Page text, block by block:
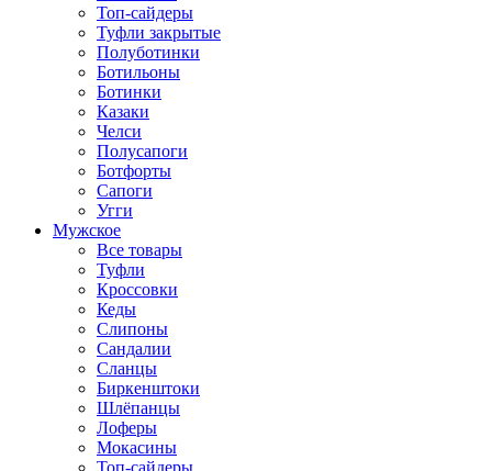
Топ-сайдеры
Туфли закрытые
Полуботинки
Ботильоны
Ботинки
Казаки
Челси
Полусапоги
Ботфорты
Сапоги
Угги
Мужское
Все товары
Туфли
Кроссовки
Кеды
Слипоны
Сандалии
Сланцы
Биркенштоки
Шлёпанцы
Лоферы
Мокасины